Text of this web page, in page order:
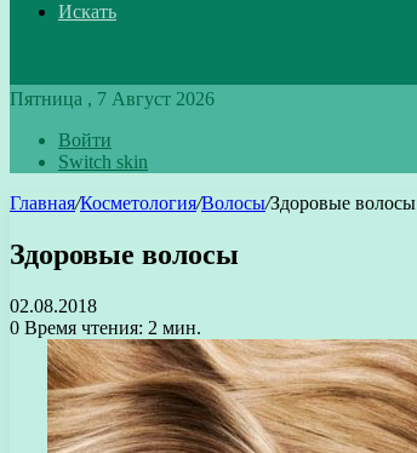
Искать
Пятница , 7 Август 2026
Войти
Switch skin
Главная/Косметология/Волосы/Здоровые волосы
Здоровые волосы
02.08.2018
0 Время чтения: 2 мин.